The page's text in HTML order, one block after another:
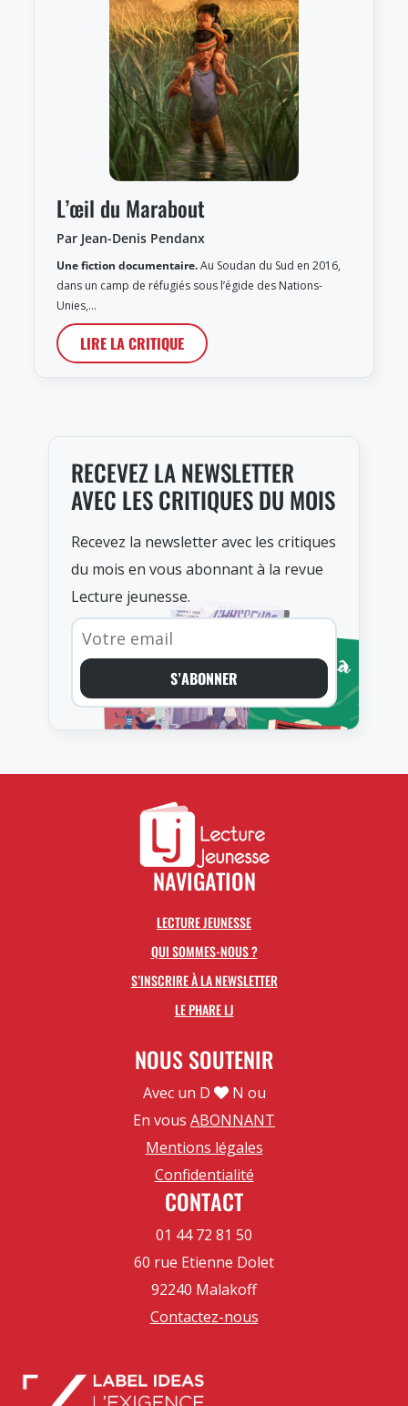
L’œil du Marabout
Par Jean-Denis Pendanx
Une fiction documentaire.Au Soudan du Sud en 2016,
dans un camp de réfugiés sous l’égide des Nations-
Unies,…
LIRE LA CRITIQUE
RECEVEZ LA NEWSLETTER
AVEC LES CRITIQUES DU MOIS
Recevez la newsletter avec les critiques
du mois en vous abonnant à la revue
Lecture jeunesse.
S’ABONNER
NAVIGATION
LECTURE JEUNESSE
QUI SOMMES-NOUS ?
S’INSCRIRE À LA NEWSLETTER
LE PHARE LJ
NOUS SOUTENIR
Avec un D
N ou
En vous ABONNANT
Mentions légales
Confidentialité
CONTACT
01 44 72 81 50
60 rue Etienne Dolet
92240 Malakoff
Contactez-nous